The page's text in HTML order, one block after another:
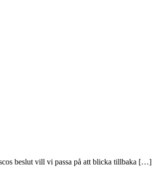
beslut vill vi passa på att blicka tillbaka […]